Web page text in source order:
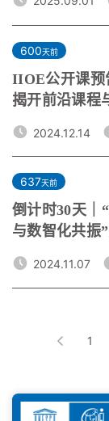
600天前
IIOE公开课预
揭开前沿课程
2024.12.14
637天前
倒计时30天
与数智化共振
2024.11.07
1